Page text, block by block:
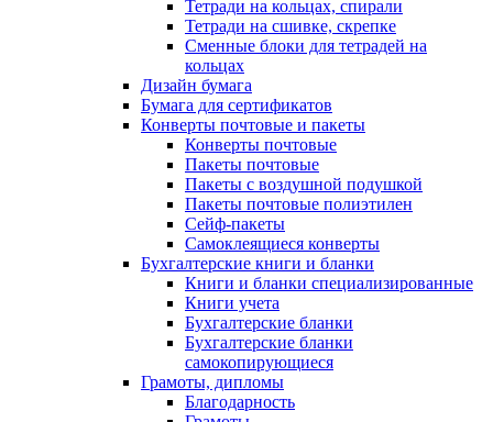
Тетради на кольцах, спирали
Тетради на сшивке, скрепке
Сменные блоки для тетрадей на
кольцах
Дизайн бумага
Бумага для сертификатов
Конверты почтовые и пакеты
Конверты почтовые
Пакеты почтовые
Пакеты с воздушной подушкой
Пакеты почтовые полиэтилен
Сейф-пакеты
Самоклеящиеся конверты
Бухгалтерские книги и бланки
Книги и бланки специализированные
Книги учета
Бухгалтерские бланки
Бухгалтерские бланки
самокопирующиеся
Грамоты, дипломы
Благодарность